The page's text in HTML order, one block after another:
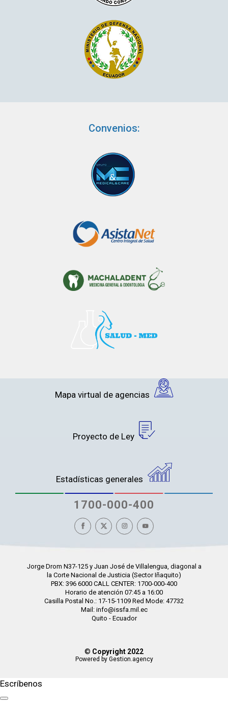
Convenios:
Mapa virtual de agencias
Proyecto de Ley
Estadísticas generales
1700-000-400
© Copyright 2022
Powered by Gestion.agency
Jorge Drom N37-125 y Juan José de Villalengua, diagonal a
la Corte Nacional de Justicia (Sector Iñaquito)
PBX: 396 6000 CALL CENTER: 1700-000-400
Horario de atención 07:45 a 16:00
Casilla Postal No.: 17-15-1109 Red Mode: 47732
Mail: info@issfa.mil.ec
Quito - Ecuador
Escríbenos